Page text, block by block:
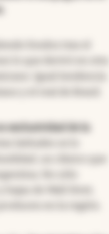
fondos tras el
exclusividad de la